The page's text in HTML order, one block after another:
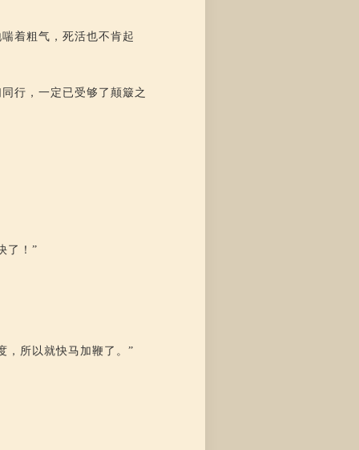
着粗气，死活也不肯起
行，一定已受够了颠簸之
了！”
，所以就快马加鞭了。”